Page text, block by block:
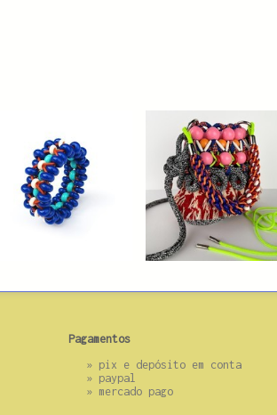
Pagamentos
» pix e depósito em conta
» paypal
» mercado pago